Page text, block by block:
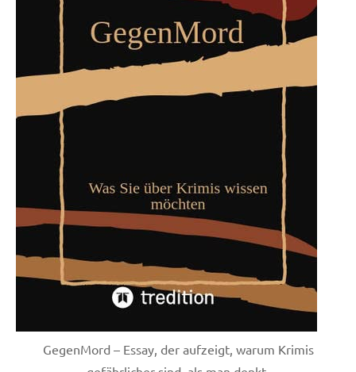
GegenMord – Essay, der aufzeigt, warum Krimis